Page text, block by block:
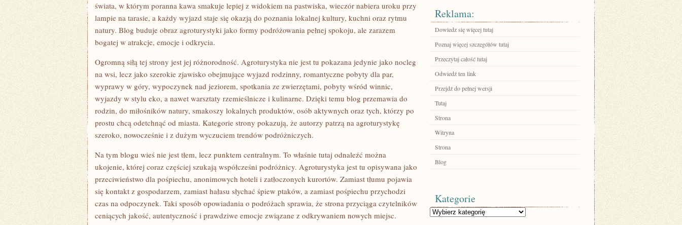
świata, w którym poranna kawa smakuje lepiej z widokiem na pastwiska, wieczór nabiera uroku przy
lampie na tarasie, a każdy wyjazd staje się okazją do poznania lokalnej kultury, kuchni oraz rytmu
natury. Blog buduje obraz agroturystyki jako formy podróżowania pełnej spokoju, ale zarazem
bogatej w atrakcje, emocje i odkrycia.
Ogromną siłą tej strony jest jej różnorodność. Agroturystyka nie jest tu pokazana jedynie jako nocleg
na wsi, lecz jako szerokie zjawisko obejmujące wyjazd rodzinny, romantyczne pobyty dla par,
wyprawy w góry, wypoczynek nad jeziorem, spotkania ze zwierzętami, pobyty wśród winnic,
wyjazdy w stylu eko, a nawet warsztaty rzemieślnicze i kulinarne. Dzięki temu blog przemawia do
rodzin, do miłośników natury, smakoszy lokalnych produktów, osób aktywnych oraz tych, którzy po
prostu chcą odetchnąć od miasta. Kategorie strony pokazują, że autorzy patrzą na agroturystykę
szeroko, nowocześnie i z dużym wyczuciem trendów podróżniczych.
Na tym blogu wieś nie jest tłem, lecz punktem centralnym. To właśnie tutaj odnaleźć można
ukojenie, której coraz częściej szukają współcześni podróżnicy. Agroturystyka jest tu opisywana jako
przeciwieństwo dla pośpiechu, anonimowych hoteli i zatłoczonych kurortów. Zamiast tłumu pojawia
się kontakt z gospodarzem, zamiast hałasu słychać śpiew ptaków, a zamiast pośpiechu przychodzi
czas na odpoczynek. Taki sposób opowiadania o podróżach sprawia, że strona przyciąga czytelników
ceniących jakość, autentyczność i prawdziwe emocje związane z odkrywaniem nowych miejsc.
Reklama:
Dowiedz się więcej tutaj
Poznaj więcej szczegółów tutaj
Przeczytaj całość tutaj
Odwiedź ten link
Przejdź do pełnej wersji
Tutaj
Strona
Witryna
Strona
Blog
Kategorie
Kategorie